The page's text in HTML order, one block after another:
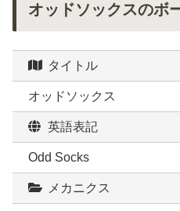
オッドソックスのボ
タイトル
オッドソックス
英語表記
Odd Socks
メカニクス